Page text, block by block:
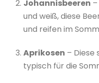
Johannisbeeren
und weiß, diese
und reifen im
Aprikosen – Diese
typisch für die